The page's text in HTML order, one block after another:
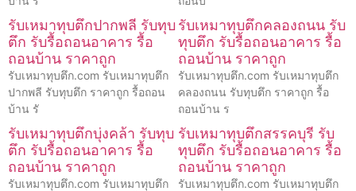
รับเหมาทุบตึกปากพลี รับทุบ
ตึก รับรื้อถอนอาคาร รื้อ
ถอนบ้าน ราคาถูก
รับเหมาทุบตึก.com รับเหมาทุบตึก
ปากพลี รับทุบตึก ราคาถูก รื้อถอน
บ้าน รั
รับเหมาทุบตึกคลองถนน รับ
ทุบตึก รับรื้อถอนอาคาร รื้อ
ถอนบ้าน ราคาถูก
รับเหมาทุบตึก.com รับเหมาทุบตึก
คลองถนน รับทุบตึก ราคาถูก รื้อ
ถอนบ้าน ร
รับเหมาทุบตึกบุ่งคล้า รับทุบ
ตึก รับรื้อถอนอาคาร รื้อ
ถอนบ้าน ราคาถูก
รับเหมาทุบตึก.com รับเหมาทุบตึก
รับเหมาทุบตึกสรรคบุรี รับ
ทุบตึก รับรื้อถอนอาคาร รื้อ
ถอนบ้าน ราคาถูก
รับเหมาทุบตึก.com รับเหมาทุบตึก